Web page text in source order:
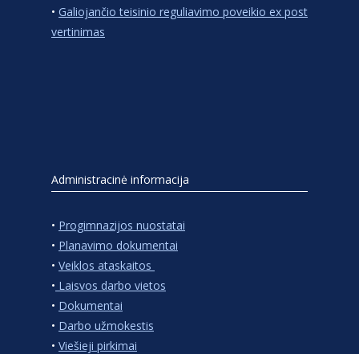
• Galiojančio teisinio reguliavimo poveikio ex post
vertinimas
Administracinė informacija
• Progimnazijos nuostatai
• Planavimo dokumentai
• Veiklos ataskaitos
• Laisvos darbo vietos
• Dokumentai
• Darbo užmokestis
• Viešieji pirkimai